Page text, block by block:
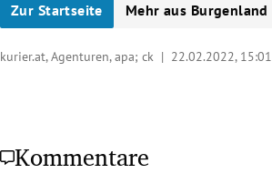
Zur Startseite Mehr aus Burgenland
kurier.at, Agenturen, apa; ck | 22.02.2022, 15:01
Kommentare